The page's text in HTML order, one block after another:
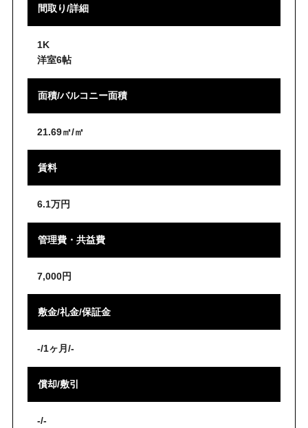
間取り/詳細
1K
洋室6帖
面積/バルコニー面積
21.69㎡/㎡
賃料
6.1万円
管理費・共益費
7,000円
敷金/礼金/保証金
-/1ヶ月/-
償却/敷引
-/-